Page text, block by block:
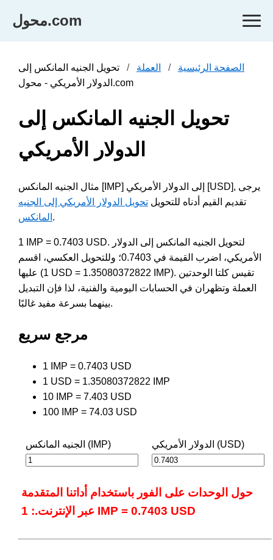
محول.com
الصفحة الرئيسية العملة
تحويل الجنيه المانكس إلى
الدولار الأمريكي - محول.com
تحويل الجنيه المانكس إلى
الدولار الأمريكي
مثال الجنيه المانكس [IMP] إلى الدولار الأمريكي [USD], يرجى
تقديم القيم أدناه للتحويل تحويل الدولار الأمريكي إلى الجنيه
المانكس .
1 IMP = 0.7403 USD. لتحويل الجنيه المانكس إلى الدولار
الأمريكي، اضرب القيمة في 0.7403؛ وللتحويل العكسي، اقسم
عليها (1 USD = 1.35080372822 IMP). تقيس كلتا الوحدتين
العملة وتظهران في الحسابات اليومية والفنية، لذا فإن التبديل
بينهما بسرعة مفيد غالبًا.
مرجع سريع
1 IMP = 0.7403 USD
1 USD = 1.35080372822 IMP
10 IMP = 7.403 USD
100 IMP = 74.03 USD
الجنيه المانكس (IMP) الدولار الأمريكي (USD)
حول الوحدات على الفور باستخدام أداتنا المتقدمة
عبر الإنترنت.: 1 IMP = 0.7403 USD